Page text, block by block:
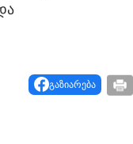
გაზიარება